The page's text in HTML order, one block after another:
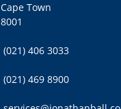
Cape Town
8001
(021) 406 3033
(021) 469 8900